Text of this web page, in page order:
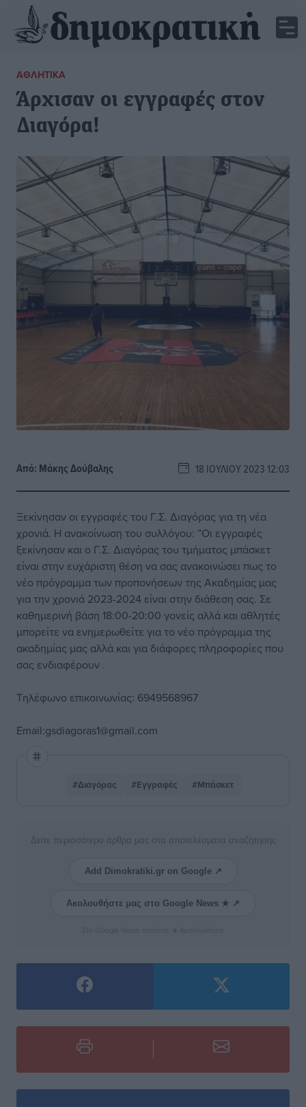
ΑΘΛΗΤΙΚΆ
Άρχισαν οι εγγραφές στον
Διαγόρα!
Από: Μάκης Δούβαλης 18 ΙΟΥΛΊΟΥ 2023 12:03
Ξεκίνησαν οι εγγραφές του Γ.Σ. Διαγόρας για τη νέα
χρονιά. Η ανακοίνωση του συλλόγου: ”Οι εγγραφές
ξεκίνησαν και ο Γ.Σ. Διαγόρας του τμήματος μπάσκετ
είναι στην ευχάριστη θέση να σας ανακοινώσει πως το
νέο πρόγραμμα των προπονήσεων της Ακαδημίας μας
για την χρονιά 2023-2024 είναι στην διάθεση σας. Σε
καθημερινή βάση 18:00-20:00 γονείς αλλά και αθλητές
μπορείτε να ενημερωθείτε για το νέο πρόγραμμα της
ακαδημίας μας αλλά και για διάφορες πληροφορίες που
σας ενδιαφέρουν .
Τηλέφωνο επικοινωνίας: 6949568967
Email:gsdiagoras1@gmail.com
#Διαγόρας #Εγγραφές #Μπάσκετ
Δείτε περισσότερα άρθρα μας στα αποτελέσματα αναζήτησης
Add Dimokratiki.gr on Google ↗
Ακολουθήστε μας στο Google News ★ ↗